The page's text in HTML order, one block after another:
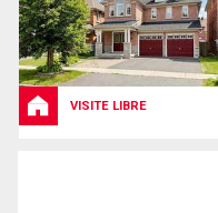
VISITE LIBRE